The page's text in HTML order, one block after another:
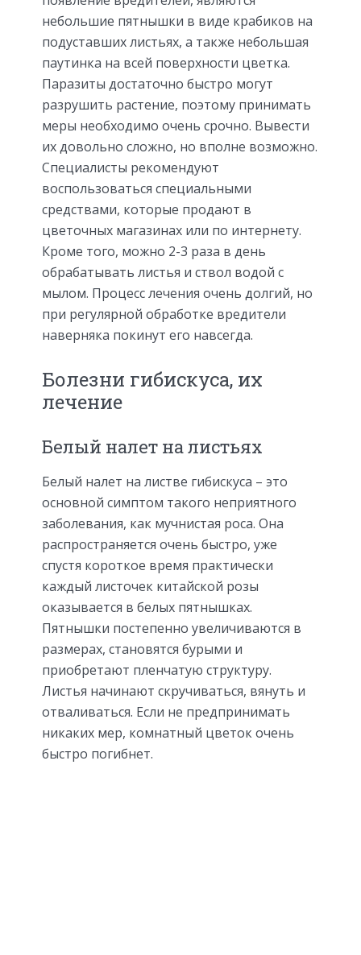
небольшие пятнышки в виде крабиков на
подуставших листьях, а также небольшая
паутинка на всей поверхности цветка.
Паразиты достаточно быстро могут
разрушить растение, поэтому принимать
меры необходимо очень срочно. Вывести
их довольно сложно, но вполне возможно.
Специалисты рекомендуют
воспользоваться специальными
средствами, которые продают в
цветочных магазинах или по интернету.
Кроме того, можно 2-3 раза в день
обрабатывать листья и ствол водой с
мылом. Процесс лечения очень долгий, но
при регулярной обработке вредители
наверняка покинут его навсегда.
Болезни гибискуса, их
лечение
Белый налет на листьях
Белый налет на листве гибискуса – это
основной симптом такого неприятного
заболевания, как мучнистая роса. Она
распространяется очень быстро, уже
спустя короткое время практически
каждый листочек китайской розы
оказывается в белых пятнышках.
Пятнышки постепенно увеличиваются в
размерах, становятся бурыми и
приобретают пленчатую структуру.
Листья начинают скручиваться, вянуть и
отваливаться. Если не предпринимать
никаких мер, комнатный цветок очень
быстро погибнет.